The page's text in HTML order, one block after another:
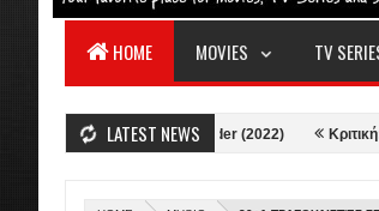
HOME MOVIES TV
LATEST NEWS
Love and Thunder (2022) Κριτική: Αγέλη